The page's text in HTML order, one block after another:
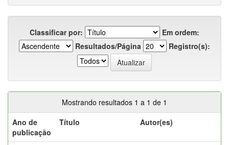
Classificar por:
Em ordem:
Resultados/Página
Registro(s):
Mostrando resultados 1 a 1 de 1
Ano de
publicação
Título Autor(es)